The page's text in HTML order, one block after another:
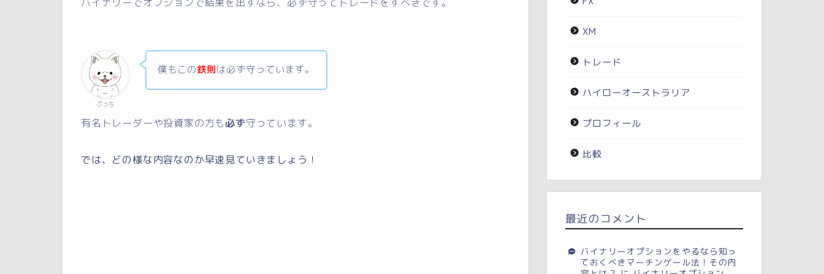
ぷっち
僕もこの鉄則は必ず守っています。
有名トレーダーや投資家の方も必ず守っています。
では、どの様な内容なのか早速見ていきましょう！
XM
トレード
ハイローオーストラリア
プロフィール
比較
最近のコメント
バイナリーオプションをやるなら知っ
ておくべきマーチンゲール法！その内